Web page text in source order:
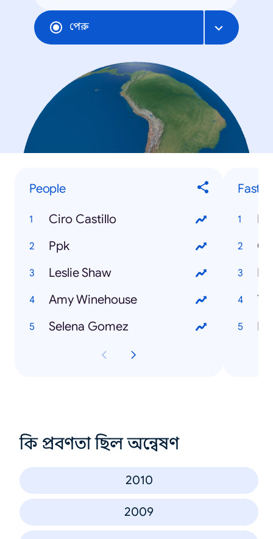
পেরু
People
Ciro Castillo
Ppk
Leslie Shaw
Amy Winehouse
Selena Gomez
কি প্রবণতা ছিল অন্বেষণ
2010
2009